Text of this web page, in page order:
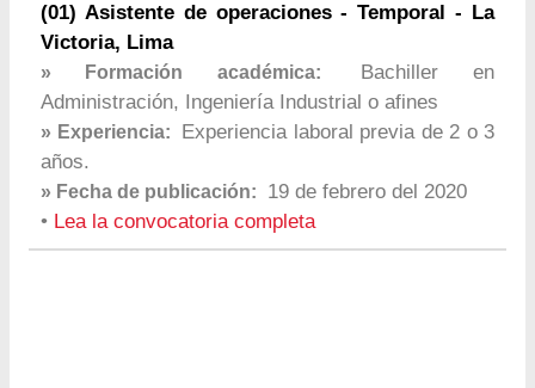
(01) Asistente de operaciones - Temporal - La
Victoria, Lima
» Formación académica:
Bachiller en
Administración, Ingeniería Industrial o afines
» Experiencia:
Experiencia laboral previa de 2 o 3
años.
» Fecha de publicación:
19 de febrero del 2020
• Lea la convocatoria completa